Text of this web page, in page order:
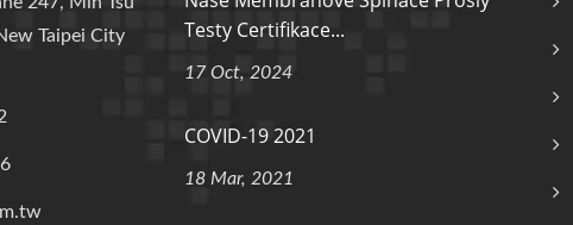
Taipei City
Testy Certifikace...
17 Oct, 2024
COVID-19 2021
18 Mar, 2021